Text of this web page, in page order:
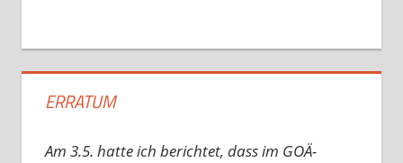
ERRATUM
Am 3.5. hatte ich berichtet, dass im GOÄ-